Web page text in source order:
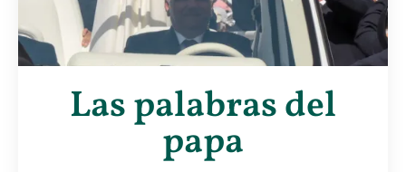
Las palabras del
papa